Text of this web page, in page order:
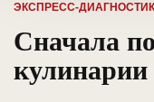
ЭКСПРЕСС-
Сначала
кулинарии